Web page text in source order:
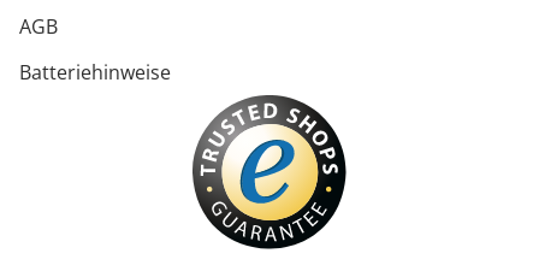
AGB
Batteriehinweise